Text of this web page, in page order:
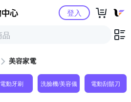
Yahoo購物中心登入
美容家電
電動牙刷 洗臉機/美容儀 電動刮鬍刀